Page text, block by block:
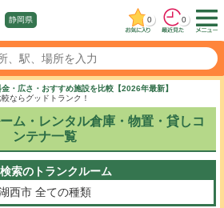
静岡県 0 0
・広さ・おすすめ施設を比較【2026年最新】
ならグッドトランク！
ム・レンタル倉庫・物置・貸しコ
ンテナ一覧
索のトランクルーム
西市 全ての種類